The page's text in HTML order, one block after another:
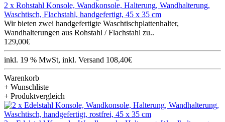
2 x Rohstahl Konsole, Wandkonsole, Halterung, Wandhalterung,
Waschtisch, Flachstahl, handgefertigt, 45 x 35 cm
Wir bieten zwei handgefertigte Waschtischplattenhalter,
Wandhalterungen aus Rohstahl / Flachstahl zu..
129,00€
inkl. 19 % MwSt, inkl. Versand 108,40€
Warenkorb
+ Wunschliste
+ Produktvergleich